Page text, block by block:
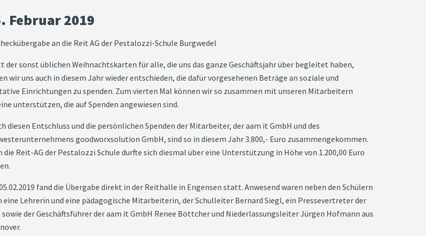
Februar 2019
an die Reit AG der Pestalozzi-Schule Burgwedel
der sonst üblichen Weihnachtskarten für alle, die uns das ganze Geschäftsjahr über begleitet haben,
wir uns auch in diesem Jahr wieder entschieden, die dafür vorgesehenen Beträge an soziale und
Einrichtungen zu spenden. Zum vierten Mal können wir so zusammen mit unseren Mitarbeitern
unterstützen, die auf Spenden angewiesen sind.
diesen Entschluss und die persönlichen Spenden der Mitarbeiter, der aam it GmbH und des
goodworxsolution GmbH, sind so in diesem Jahr 3.800,- Euro zusammengekommen.
die Reit-AG der Pestalozzi Schule durfte sich diesmal über eine Unterstützung in Höhe von 1.200,00 Euro
fand die Übergabe direkt in der Reithalle in Engensen statt. Anwesend waren neben den Schülern
eine Lehrerin und eine pädagogische Mitarbeiterin, der Schulleiter Bernard Siegl, ein Pressevertreter der
sowie der Geschäftsführer der aam it GmbH Renee Böttcher und Niederlassungsleiter Jürgen Hofmann aus